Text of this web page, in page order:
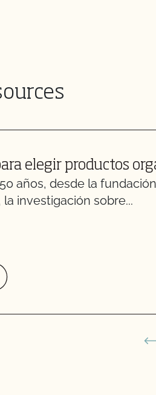
elegir productos
años, desde la
la investigación sobre...